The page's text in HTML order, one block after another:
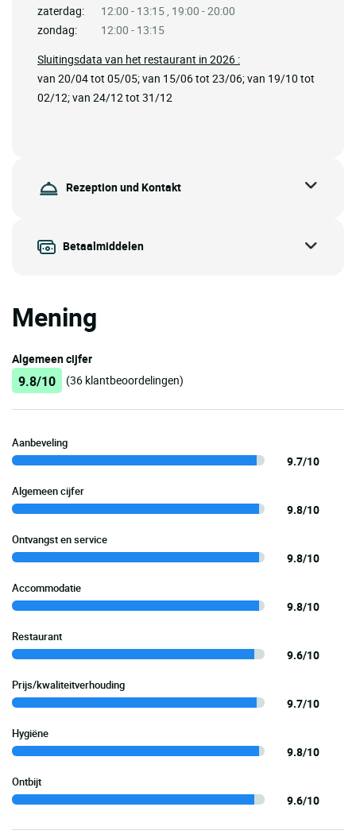
zaterdag:
12:00 - 13:15 , 19:00 - 20:00
zondag:
12:00 - 13:15
Sluitingsdata van het restaurant in 2026 :
van 20/04 tot 05/05; van 15/06 tot 23/06; van 19/10 tot
02/12; van 24/12 tot 31/12
Rezeption und Kontakt
Betaalmiddelen
Mening
Algemeen cijfer
9.8/10 (36 klantbeoordelingen)
Aanbeveling
9.7/10
Algemeen cijfer
9.8/10
Ontvangst en service
9.8/10
Accommodatie
9.8/10
Restaurant
9.6/10
Prijs/kwaliteitverhouding
9.7/10
Hygiëne
9.8/10
Ontbijt
9.6/10